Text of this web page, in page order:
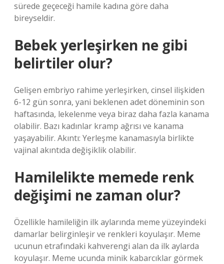
sürede geçeceği hamile kadına göre daha
bireyseldir.
Bebek yerleşirken ne gibi
belirtiler olur?
Gelişen embriyo rahime yerleşirken, cinsel ilişkiden
6-12 gün sonra, yani beklenen adet döneminin son
haftasında, lekelenme veya biraz daha fazla kanama
olabilir. Bazı kadınlar kramp ağrısı ve kanama
yaşayabilir. Akıntı: Yerleşme kanamasıyla birlikte
vajinal akıntıda değişiklik olabilir.
Hamilelikte memede renk
değişimi ne zaman olur?
Özellikle hamileliğin ilk aylarında meme yüzeyindeki
damarlar belirginleşir ve renkleri koyulaşır. Meme
ucunun etrafındaki kahverengi alan da ilk aylarda
koyulaşır. Meme ucunda minik kabarcıklar görmek